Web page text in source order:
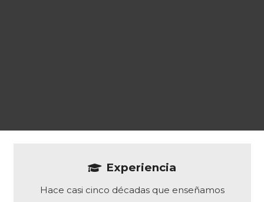
Experiencia
Hace casi cinco décadas que enseñamos